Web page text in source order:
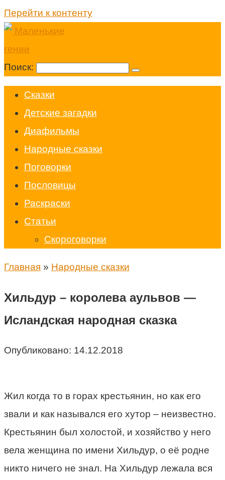
Перейти к контенту
Поиск:
Cказки
Детские загадки
Диафильмы
Народные сказки
Поговорки
Пословицы
Раскраски
Статьи
Скороговорки
Главная » Народные сказки
Хильдур – королева аульвов —
Исландская народная сказка
Опубликовано: 14.12.2018
Жил когда то в горах крестьянин, но как его
звали и как назывался его хутор – неизвестно.
Крестьянин был холостой, и хозяйство у него
вела женщина по имени Хильдур, о её родне
никто ничего не знал. На Хильдур лежала вся